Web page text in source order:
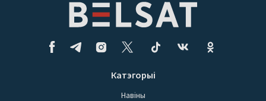
Катэгорыі
Навіны